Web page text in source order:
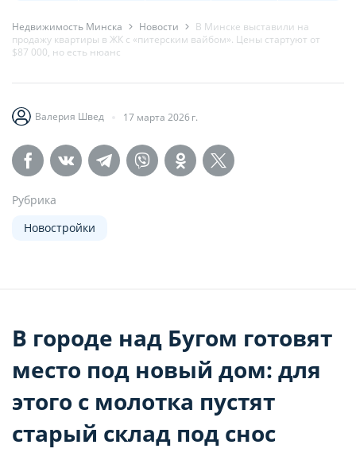
Недвижимость Минска Новости
В Минске выставили на
продажу квартиры в ЖК с «питерским вайбом». Цены стартуют от
$87 000, но есть нюанс
Валерия Швед 17 марта 2026 г.
Рубрика
Новостройки
В городе над Бугом готовят
место под новый дом: для
этого с молотка пустят
старый склад под снос